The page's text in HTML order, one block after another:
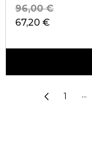
67,20 €
96,00 €
1 ···